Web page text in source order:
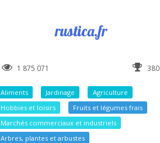
rustica.fr
1 875 071 380
Aliments Jardinage
Agriculture
Hobbies et loisirs
Fruits et légumes frais
Marchés commerciaux et industriels
Arbres, plantes et arbustes